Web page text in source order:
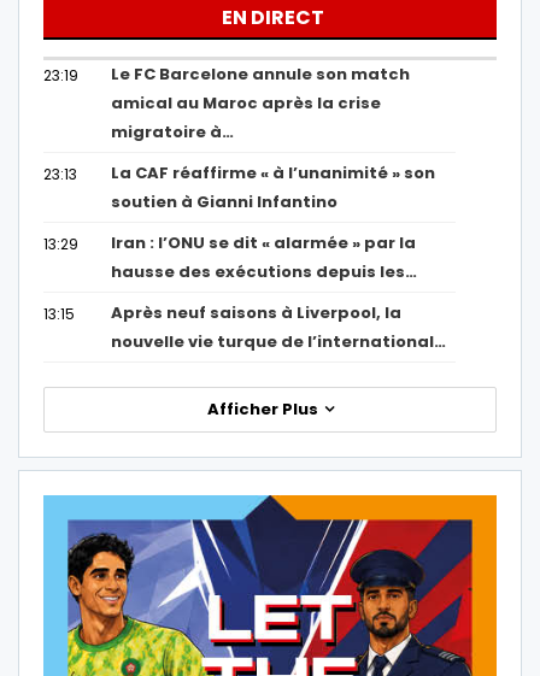
EN DIRECT
23:19
Le FC Barcelone annule son match
amical au Maroc après la crise
migratoire à…
23:13
La CAF réaffirme « à l’unanimité » son
soutien à Gianni Infantino
13:29
Iran : l’ONU se dit « alarmée » par la
hausse des exécutions depuis les…
13:15
Après neuf saisons à Liverpool, la
nouvelle vie turque de l’international…
Afficher Plus